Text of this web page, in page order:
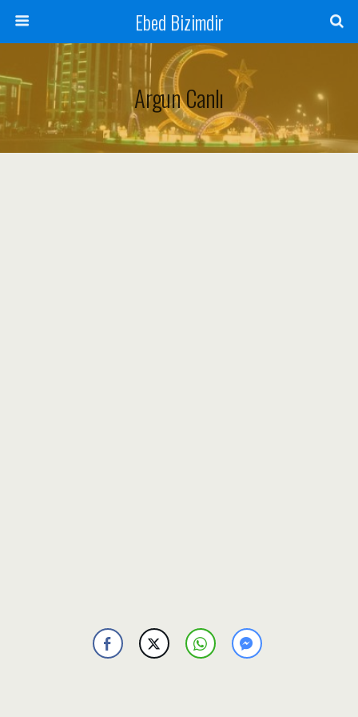
Ebed Bizimdir
Argun Canlı